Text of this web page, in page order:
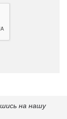
на нашу